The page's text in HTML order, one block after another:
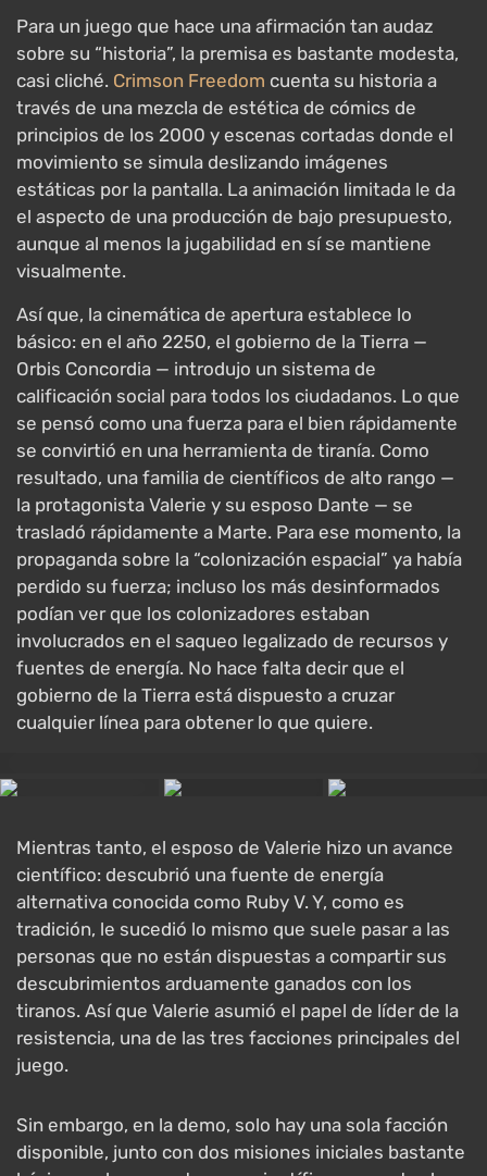
Para un juego que hace una afirmación tan audaz
sobre su “historia”, la premisa es bastante modesta,
casi cliché. Crimson Freedom cuenta su historia a
través de una mezcla de estética de cómics de
principios de los 2000 y escenas cortadas donde el
movimiento se simula deslizando imágenes
estáticas por la pantalla. La animación limitada le da
el aspecto de una producción de bajo presupuesto,
aunque al menos la jugabilidad en sí se mantiene
visualmente.
Así que, la cinemática de apertura establece lo
básico: en el año 2250, el gobierno de la Tierra —
Orbis Concordia — introdujo un sistema de
calificación social para todos los ciudadanos. Lo que
se pensó como una fuerza para el bien rápidamente
se convirtió en una herramienta de tiranía. Como
resultado, una familia de científicos de alto rango —
la protagonista Valerie y su esposo Dante — se
trasladó rápidamente a Marte. Para ese momento, la
propaganda sobre la “colonización espacial” ya había
perdido su fuerza; incluso los más desinformados
podían ver que los colonizadores estaban
involucrados en el saqueo legalizado de recursos y
fuentes de energía. No hace falta decir que el
gobierno de la Tierra está dispuesto a cruzar
cualquier línea para obtener lo que quiere.
Mientras tanto, el esposo de Valerie hizo un avance
científico: descubrió una fuente de energía
alternativa conocida como Ruby V. Y, como es
tradición, le sucedió lo mismo que suele pasar a las
personas que no están dispuestas a compartir sus
descubrimientos arduamente ganados con los
tiranos. Así que Valerie asumió el papel de líder de la
resistencia, una de las tres facciones principales del
juego.
Sin embargo, en la demo, solo hay una sola facción
disponible, junto con dos misiones iniciales bastante